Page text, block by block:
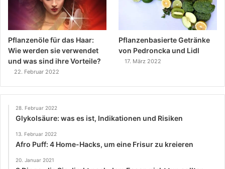
Pflanzenöle für das Haar:
Wie werden sie verwendet
und was sind ihre Vorteile?
22. Februar 2022
Pflanzenbasierte Getränke
von Pedroncka und Lidl
17. März 2022
28. Februar 2022
Glykolsäure: was es ist, Indikationen und Risiken
13. Februar 2022
Afro Puff: 4 Home-Hacks, um eine Frisur zu kreieren
20. Januar 2021